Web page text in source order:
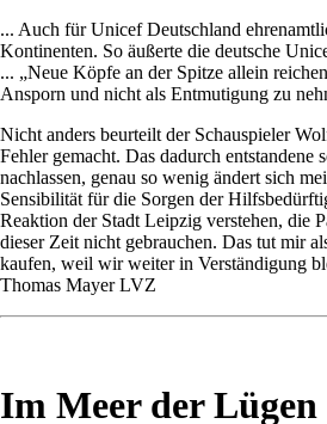
... Auch für Unicef Deutschland
Kontinenten. So äußerte die deutsche
... „Neue Köpfe an der Spitze allein
Ansporn und nicht als Entmutigung zu
Nicht anders beurteilt der Schauspieler
Fehler gemacht. Das dadurch
nachlassen, genau so wenig ändert sich
Sensibilität für die Sorgen der
Reaktion der Stadt Leipzig verstehen, die
dieser Zeit nicht gebrauchen. Das tut mir
kaufen, weil wir weiter in Verständigung
Thomas Mayer LVZ
Im Meer der Lügen